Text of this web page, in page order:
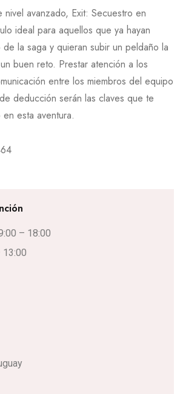
avanzado, Exit: Secuestro en
ideal para aquellos que ya hayan
la saga y quieran subir un peldaño la
buen reto. Prestar atención a los
entre los miembros del equipo
deducción serán las claves que te
esta aventura.
– 18:00
13:00